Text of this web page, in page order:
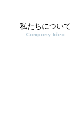
私たちについて
Company Idea